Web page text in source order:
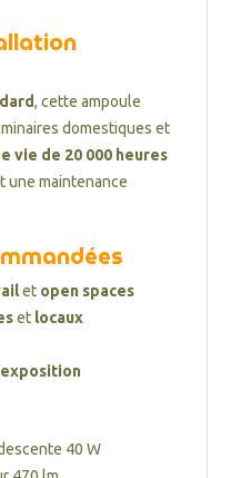
, cette ampoule
domestiques et
vie de 20 000 heures
une maintenance
et open spaces
et locaux
40 W